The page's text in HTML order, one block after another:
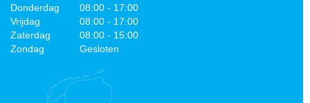
Donderdag
08:00 - 17:00
Vrijdag
08:00 - 17:00
Zaterdag
08:00 - 15:00
Zondag
Gesloten